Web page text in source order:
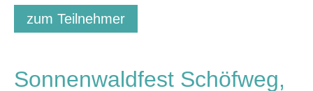
zum Teilnehmer
Sonnenwaldfest Schöfweg,